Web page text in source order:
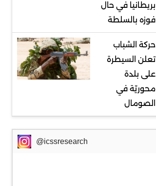
بريطانيا في حال
فوزه بالسلطة
حركة الشباب
تعلن السيطرة
على بلدة
محوريّة في
الصومال
@icssresearch